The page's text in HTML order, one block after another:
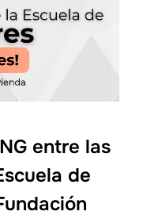
entre las
de